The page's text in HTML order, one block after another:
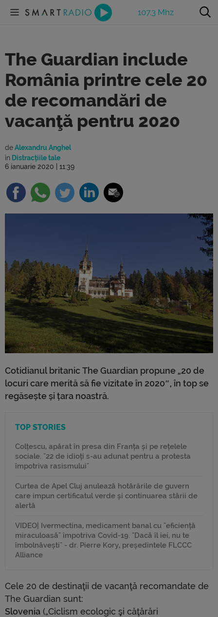
107.3 Mhz
The Guardian include
România printre cele 20
de recomandări de
vacanţă pentru 2020
deAlexandru Anghel
în Distracțiile tale
6 ianuarie 2020 | 11:39
Cotidianul britanic The Guardian propune „20 de
locuri care merită să fie vizitate în 2020″, în top se
regăsește și țara noastră.
TOP STORIES
Colțescu, apărat în presa din Franța și pe rețelele
sociale. "22 de idioți s-au adunat pentru a protesta
împotriva rasismului"
Curtea de Apel Cluj anulează hotărârile de guvern
care impun certificatul verde și continuarea stării de
alertă
VIDEO| Ivermectina, medicament banal cu "eficiență
miraculoasă" împotriva Covid-19. "Dacă îl iei, nu te
îmbolnăvești" - dr. Pierre Kory, președintele FLCCC
Alliance
Cele 20 de destinaţii de vacanţă recomandate de
The Guardian sunt:
Slovenia („Ciclism ecologic şi căţărări